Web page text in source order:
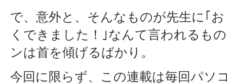
で、意外と、そんなものが先生に｢
くできました！｣なんて言われるも
ンは首を傾げるばかり。
今回に限らず、この連載は毎回パソ